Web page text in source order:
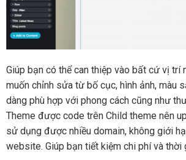
Giúp bạn có thể can thiệp vào bất cứ vị trí
muốn chỉnh sửa từ bố cục, hình ảnh, màu
dàng phù hợp với phong cách cũng như
Theme được code trên Child theme nên
sử dụng được nhiều domain, không giới
website. Giúp bạn tiết kiệm chi phí và thời